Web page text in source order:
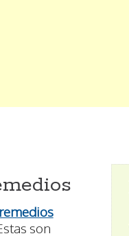
son